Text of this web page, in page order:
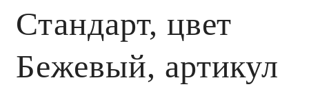
Стандарт, цвет
Бежевый, артикул